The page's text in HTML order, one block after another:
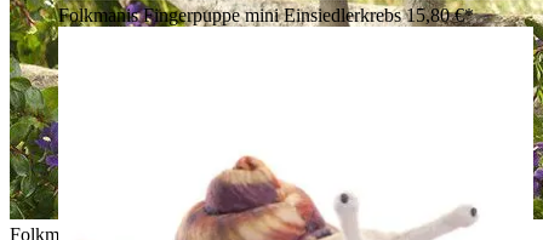
Folkmanis Handpuppe kleiner Pfau mit aufgefächertem grün-
Folkmanis Fingerpuppe mini Einsiedlerkrebs15,80 €*